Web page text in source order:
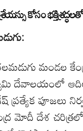
కోసం
మండల
దేవాలయంలో
ప్రత్యేక పూజలు
మోదీ దేశ